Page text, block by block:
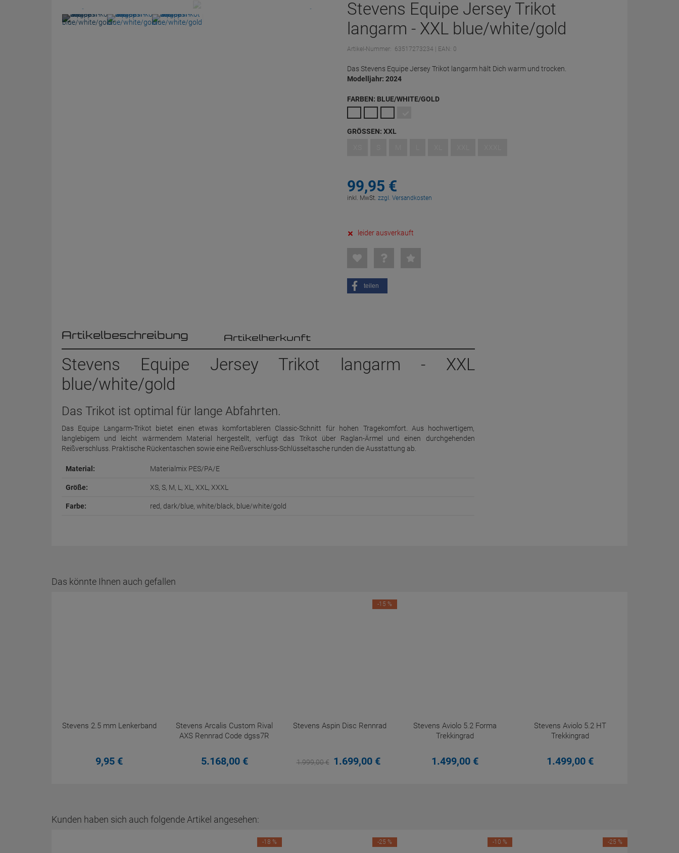
Stevens Equipe Jersey Trikot
langarm - XXL blue/white/gold
Artikel-Nummer: 63517273234 | EAN: 0
Das Stevens Equipe Jersey Trikot langarm hält Dich warm und trocken.
Modelljahr: 2024
FARBEN: BLUE/WHITE/GOLD
GRÖSSEN: XXL
99,95 €
inkl. MwSt. zzgl. Versandkosten
leider ausverkauft
teilen
Artikelbeschreibung Artikelherkunft
Stevens Equipe Jersey Trikot langarm - XXL
blue/white/gold
Das Trikot ist optimal für lange Abfahrten.
Das Equipe Langarm-Trikot bietet einen etwas komfortableren Classic-Schnitt für hohen Tragekomfort. Aus hochwertigem,
langlebigem und leicht wärmendem Material hergestellt, verfügt das Trikot über Raglan-Ärmel und einen durchgehenden
Reißverschluss. Praktische Rückentaschen sowie eine Reißverschluss-Schlüsseltasche runden die Ausstattung ab.
Material: Materialmix PES/PA/E
Größe: XS, S, M, L, XL, XXL, XXXL
Farbe: red, dark/blue, white/black, blue/white/gold
Das könnte Ihnen auch gefallen
Stevens 2.5 mm Lenkerband
9,95 €
Stevens Arcalis Custom Rival
AXS Rennrad Code dgss7R
5.168,00 €
Stevens Aspin Disc Rennrad
1.999,00€ 1.699,00 €
-15 %
Stevens Aviolo 5.2 Forma
Trekkingrad
1.499,00 €
Stevens Aviolo 5.2 HT
Trekkingrad
1.499,00 €
Kunden haben sich auch folgende Artikel angesehen:
-18 % -25 % -10 % -25 %